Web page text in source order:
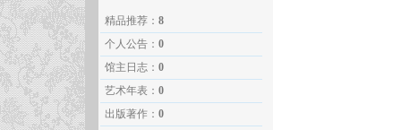
精品推荐： 8
个人公告： 0
馆主日志： 0
艺术年表： 0
出版著作： 0